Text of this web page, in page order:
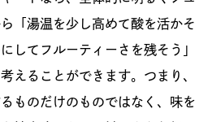
「湯温を少し高めて酸を活かそ
してフルーティーさを残そう」
えることができます。つまり、
ものだけのものではなく、味を